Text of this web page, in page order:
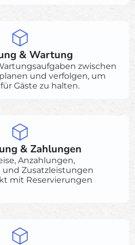
& Wartung
zwischen
und verfolgen, um
Gäste zu halten.
& Zahlungen
Anzahlungen,
Zusatzleistungen
mit Reservierungen